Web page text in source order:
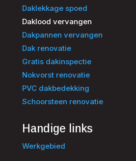
Daklekkage spoed
Daklood vervangen
Dakpannen vervangen
Dak renovatie
Gratis dakinspectie
Nokvorst renovatie
PVC dakbedekking
Schoorsteen renovatie
Handige links
Werkgebied